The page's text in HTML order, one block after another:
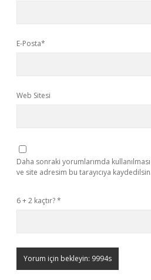
E-Posta*
Web Sitesi
Daha sonraki yorumlarımda
ve site adresim bu tarayıcıya kaydedilsin.
6 + 2 kaçtır?*